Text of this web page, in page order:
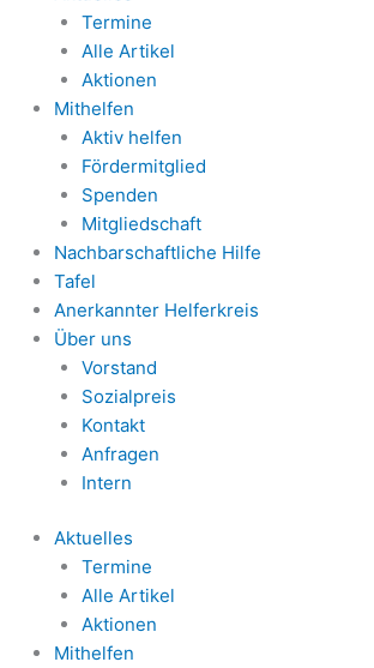
Termine
Alle Artikel
Aktionen
Mithelfen
Aktiv helfen
Fördermitglied
Spenden
Mitgliedschaft
Nachbarschaftliche Hilfe
Tafel
Anerkannter Helferkreis
Über uns
Vorstand
Sozialpreis
Kontakt
Anfragen
Intern
Aktuelles
Termine
Alle Artikel
Aktionen
Mithelfen